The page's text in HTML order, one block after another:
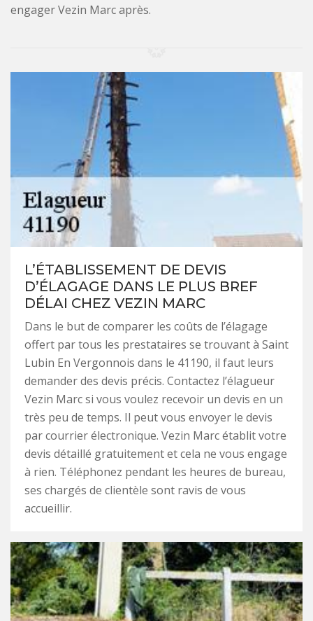
engager Vezin Marc après.
L’ÉTABLISSEMENT DE DEVIS
D’ÉLAGAGE DANS LE PLUS BREF
DÉLAI CHEZ VEZIN MARC
Dans le but de comparer les coûts de l’élagage
offert par tous les prestataires se trouvant à Saint
Lubin En Vergonnois dans le 41190, il faut leurs
demander des devis précis. Contactez l’élagueur
Vezin Marc si vous voulez recevoir un devis en un
très peu de temps. Il peut vous envoyer le devis
par courrier électronique. Vezin Marc établit votre
devis détaillé gratuitement et cela ne vous engage
à rien. Téléphonez pendant les heures de bureau,
ses chargés de clientèle sont ravis de vous
accueillir.